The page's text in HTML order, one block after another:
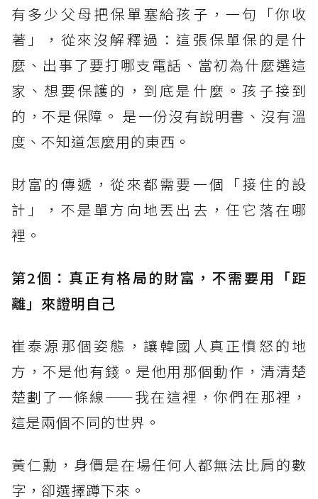
有多少父母把保單塞給孩子，一句「你收
著」，從來沒解釋過：這張保單保的是什
麼、出事了要打哪支電話、當初為什麼選這
家、想要保護的，到底是什麼。孩子接到
的，不是保障。 是一份沒有說明書、沒有溫
度、不知道怎麼用的東西。
財富的傳遞，從來都需要一個「接住的設
計」，不是單方向地丟出去，任它落在哪
裡。
第2個：真正有格局的財富，不需要用「距
離」來證明自己
崔泰源那個姿態，讓韓國人真正憤怒的地
方，不是他有錢。是他用那個動作，清清楚
楚劃了一條線——我在這裡，你們在那裡，
這是兩個不同的世界。
黃仁勳，身價是在場任何人都無法比肩的數
字，卻選擇蹲下來。